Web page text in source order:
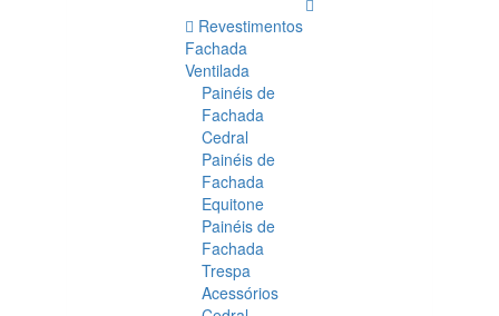
Revestimentos
Fachada
Ventilada
Painéis de
Fachada
Cedral
Painéis de
Fachada
Equitone
Painéis de
Fachada
Trespa
Acessórios